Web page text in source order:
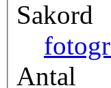
Sakord
Antal